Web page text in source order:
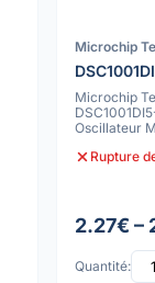
Microchip
Microchip
Oscillateur
Rupture
2.27€ –
Quantité: